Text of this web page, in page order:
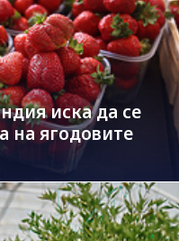
иска да се
на ягодовите